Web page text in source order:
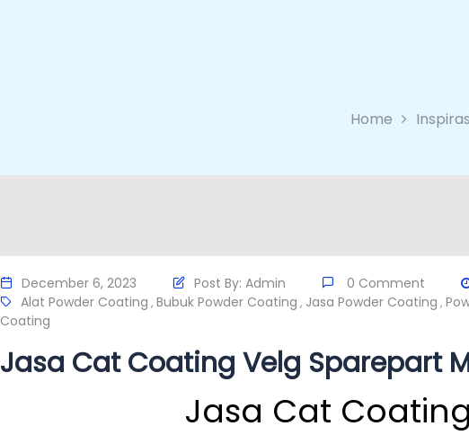
Home
December 6, 2023 Post By: Admin 0 Comment
Alat Powder Coating , Bubuk Powder Coating , Jasa Powder Coating ,
Coating
Jasa Cat Coating Velg Sparepart
Jasa Cat